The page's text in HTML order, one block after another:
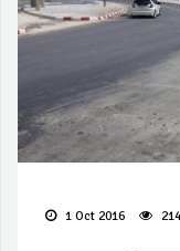
1 Oct 2016